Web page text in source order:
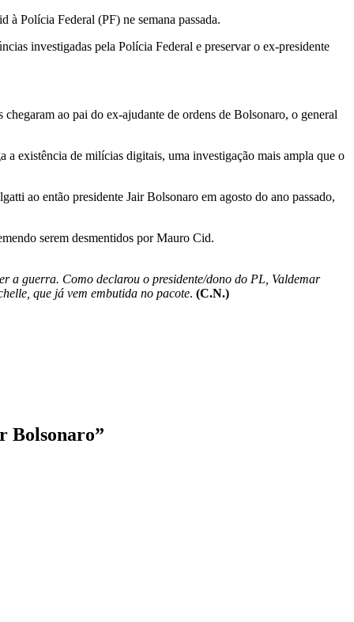
à Polícia Federal (PF) ne semana passada.
investigadas pela Polícia Federal e preservar o ex-presidente
ao pai do ex-ajudante de ordens de Bolsonaro, o general
existência de milícias digitais, uma investigação mais ampla que o
ao então presidente Jair Bolsonaro em agosto do ano passado,
serem desmentidos por Mauro Cid.
a guerra. Como declarou o presidente/dono do PL, Valdemar
que já vem embutida no pacote. (C.N.)
Bolsonaro”